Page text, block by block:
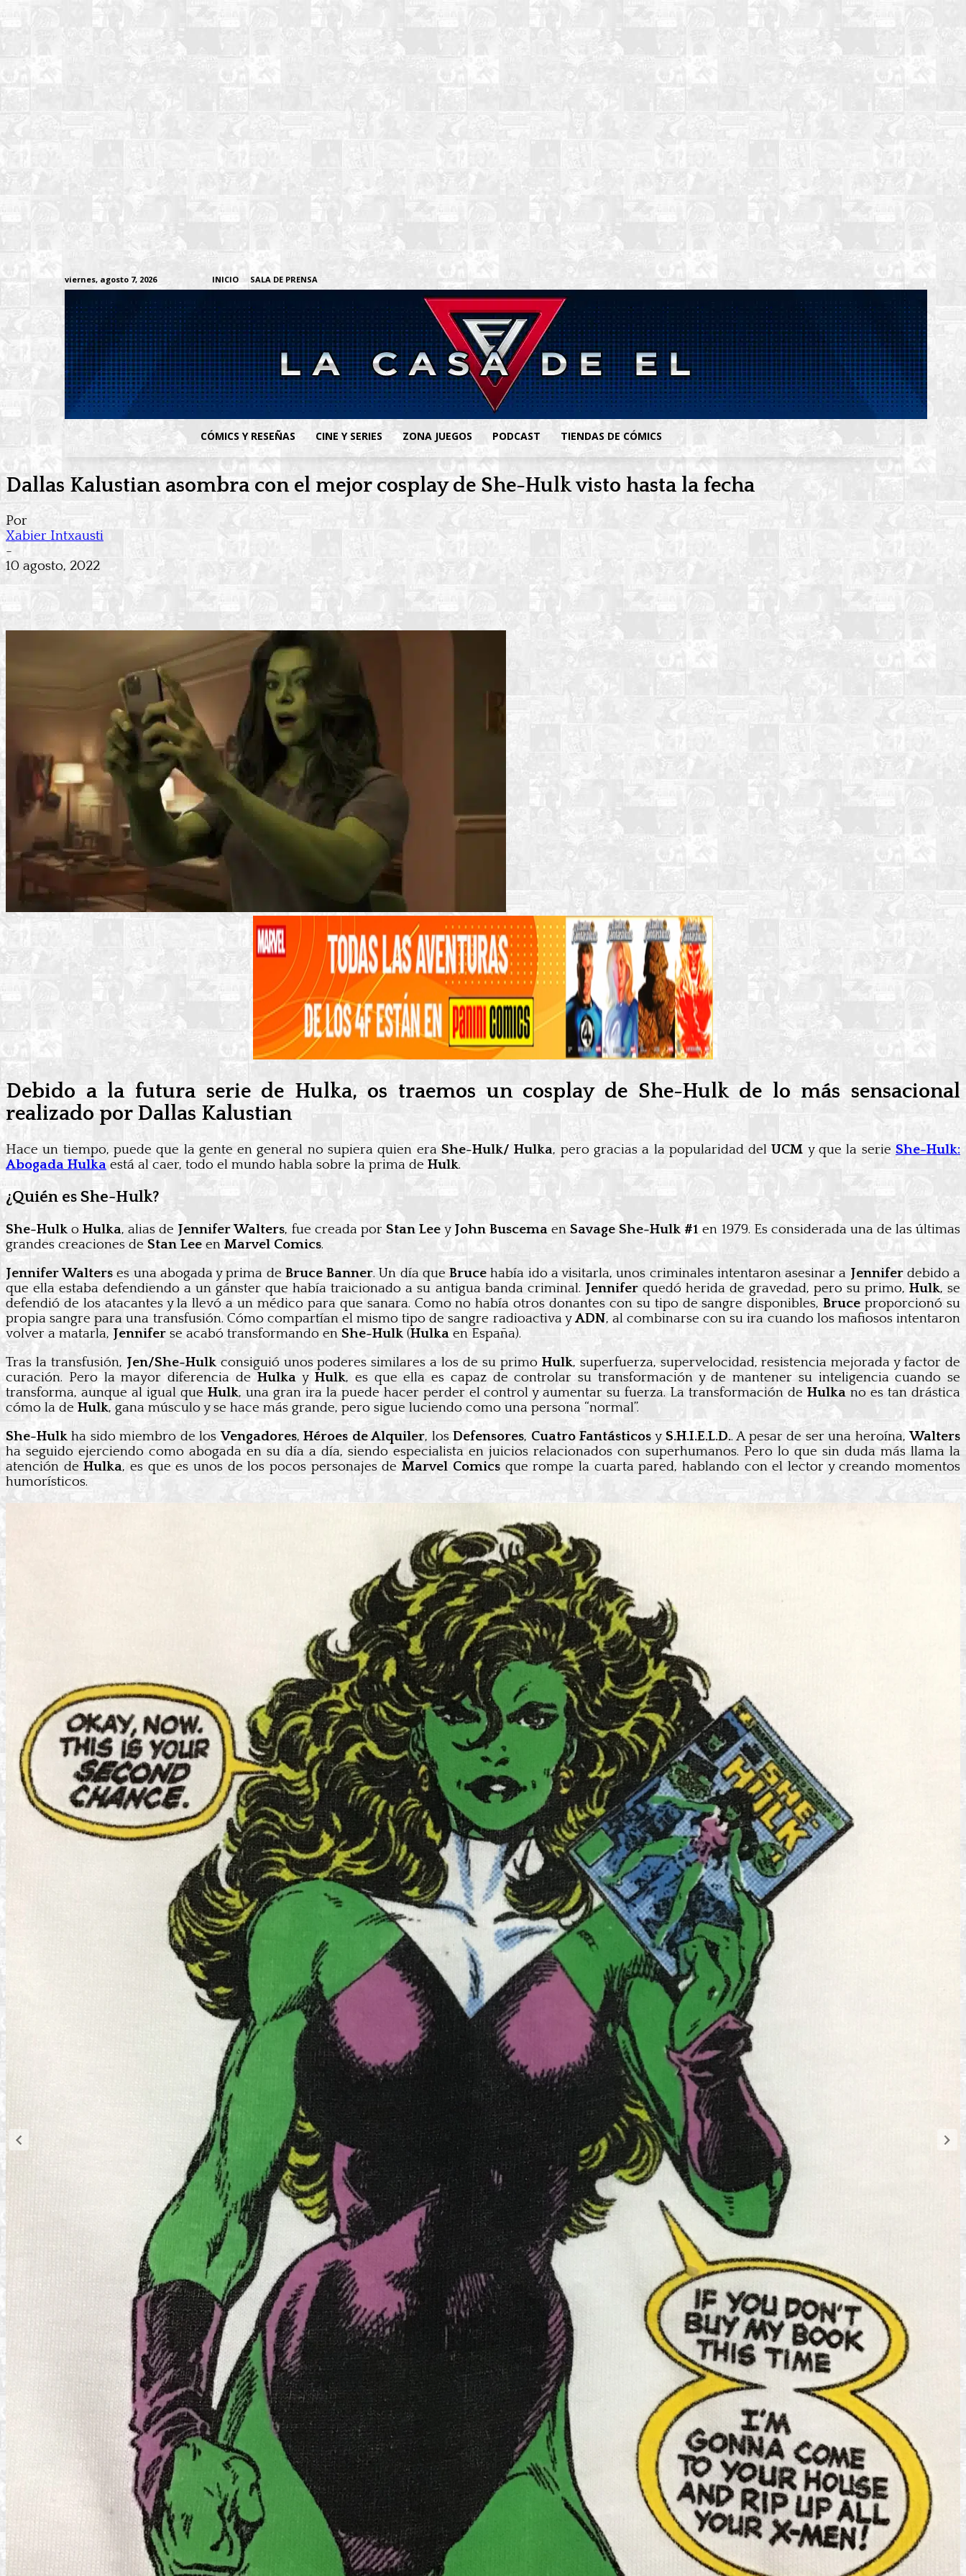
viernes, agosto 7, 2026 INICIO SALA DE PRENSA
CÓMICS Y RESEÑAS CINE Y SERIES ZONA JUEGOS PODCAST TIENDAS DE CÓMICS
Dallas Kalustian asombra con el mejor cosplay de She-Hulk visto hasta la fecha
Por
Xabier Intxausti
-
10 agosto, 2022
Debido a la futura serie de Hulka, os traemos un cosplay de She-Hulk de lo más sensacional
realizado por Dallas Kalustian
Hace un tiempo, puede que la gente en general no supiera quien eraShe-Hulk/ Hulka, pero gracias a la popularidad delUCM y que la serieShe-Hulk:
Abogada Hulka está al caer, todo el mundo habla sobre la prima de Hulk.
¿Quién es She-Hulk?
She-Hulk oHulka, alias de Jennifer Walters, fue creada por Stan Lee y John BuscemaenSavage She-Hulk #1 en 1979. Es considerada una de las últimas
grandes creaciones de Stan Lee enMarvel Comics.
Jennifer Walterses una abogada y prima de Bruce Banner. Un día queBrucehabía ido a visitarla, unos criminales intentaron asesinar a Jennifer debido a
que ella estaba defendiendo a un gánster que había traicionado a su antigua banda criminal. Jennifer quedó herida de gravedad, pero su primo, Hulk, se
defendió de los atacantes y la llevó a un médico para que sanara. Como no había otros donantes con su tipo de sangre disponibles,Bruceproporcionó su
propia sangre para una transfusión. Cómo compartían el mismo tipo de sangre radioactiva yADN, al combinarse con su ira cuando los mafiosos intentaron
volver a matarla, Jennifer se acabó transformando en She-Hulk (Hulka en España).
Tras la transfusión, Jen/She-Hulkconsiguió unos poderes similares a los de su primo Hulk, superfuerza, supervelocidad, resistencia mejorada y factor de
curación. Pero la mayor diferencia de Hulkay Hulk, es que ella es capaz de controlar su transformación y de mantener su inteligencia cuando se
transforma, aunque al igual queHulk, una gran ira la puede hacer perder el control y aumentar su fuerza. La transformación deHulkano es tan drástica
cómo la de Hulk, gana músculo y se hace más grande, pero sigue luciendo como una persona “normal”.
She-Hulk ha sido miembro de losVengadores,Héroes de Alquiler, losDefensores, Cuatro Fantásticosy S.H.I.E.L.D.. A pesar de ser una heroína,Walters
ha seguido ejerciendo como abogada en su día a día, siendo especialista en juicios relacionados con superhumanos. Pero lo que sin duda más llama la
atención deHulka, es que es unos de los pocos personajes deMarvel Comics que rompe la cuarta pared, hablando con el lector y creando momentos
humorísticos.